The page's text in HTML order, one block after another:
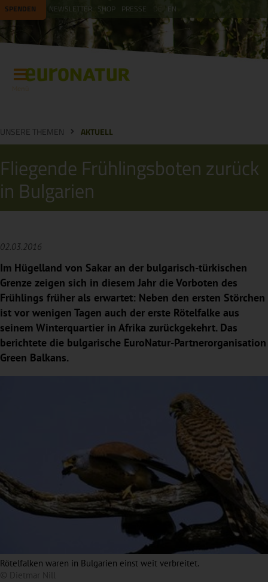
SPENDEN NEWSLETTER SHOP PRESSE EN
UNSERE THEMEN AKTUELL
Fliegende Frühlingsboten zurück
in Bulgarien
02.03.2016
Im Hügelland von Sakar an der bulgarisch-türkischen
Grenze zeigen sich in diesem Jahr die Vorboten des
Frühlings früher als erwartet: Neben den ersten Störchen
ist vor wenigen Tagen auch der erste Rötelfalke aus
seinem Winterquartier in Afrika zurückgekehrt. Das
berichtete die bulgarische EuroNatur-Partnerorganisation
Green Balkans.
Rötelfalken waren in Bulgarien einst weit verbreitet.
© Dietmar Nill